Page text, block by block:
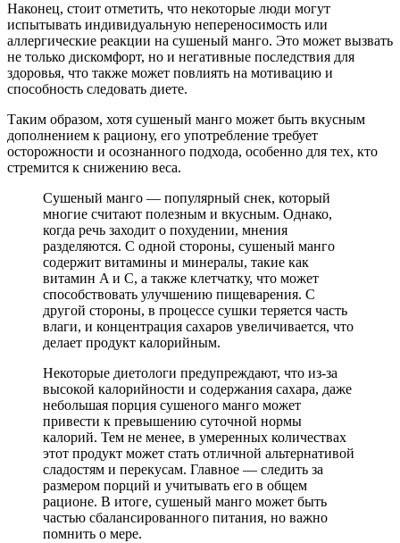
Наконец, стоит отметить, что некоторые люди могут
испытывать индивидуальную непереносимость или
аллергические реакции на сушеный манго. Это может вызвать
не только дискомфорт, но и негативные последствия для
здоровья, что также может повлиять на мотивацию и
способность следовать диете.
Таким образом, хотя сушеный манго может быть вкусным
дополнением к рациону, его употребление требует
осторожности и осознанного подхода, особенно для тех, кто
стремится к снижению веса.
Сушеный манго — популярный снек, который
многие считают полезным и вкусным. Однако,
когда речь заходит о похудении, мнения
разделяются. С одной стороны, сушеный манго
содержит витамины и минералы, такие как
витамин A и C, а также клетчатку, что может
способствовать улучшению пищеварения. С
другой стороны, в процессе сушки теряется часть
влаги, и концентрация сахаров увеличивается, что
делает продукт калорийным.
Некоторые диетологи предупреждают, что из-за
высокой калорийности и содержания сахара, даже
небольшая порция сушеного манго может
привести к превышению суточной нормы
калорий. Тем не менее, в умеренных количествах
этот продукт может стать отличной альтернативой
сладостям и перекусам. Главное — следить за
размером порций и учитывать его в общем
рационе. В итоге, сушеный манго может быть
частью сбалансированного питания, но важно
помнить о мере.